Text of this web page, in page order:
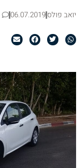
יואב פולס06.07.2019